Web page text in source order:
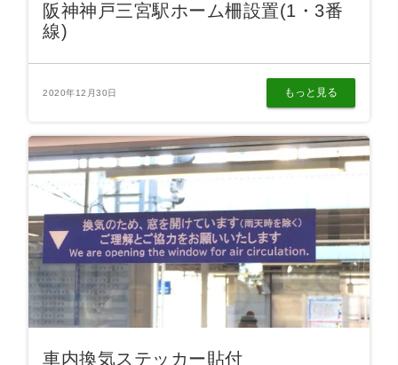
阪神神戸三宮駅ホーム柵設置(1・3番
線)
2020年12月30日 もっと見る
車内換気ステッカー貼付